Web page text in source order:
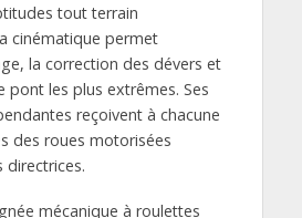
tout terrain
cinématique permet
la correction des dévers et
pont les plus extrêmes. Ses
reçoivent à chacune
des roues motorisées
directrices.
mécanique à roulettes